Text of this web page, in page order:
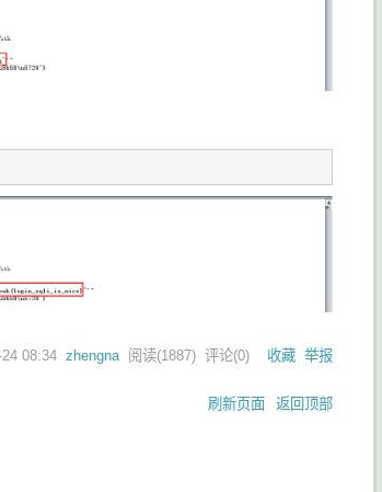
08:34 zhengna阅读(1887) 评论(0) 收藏 举报
刷新页面 返回顶部